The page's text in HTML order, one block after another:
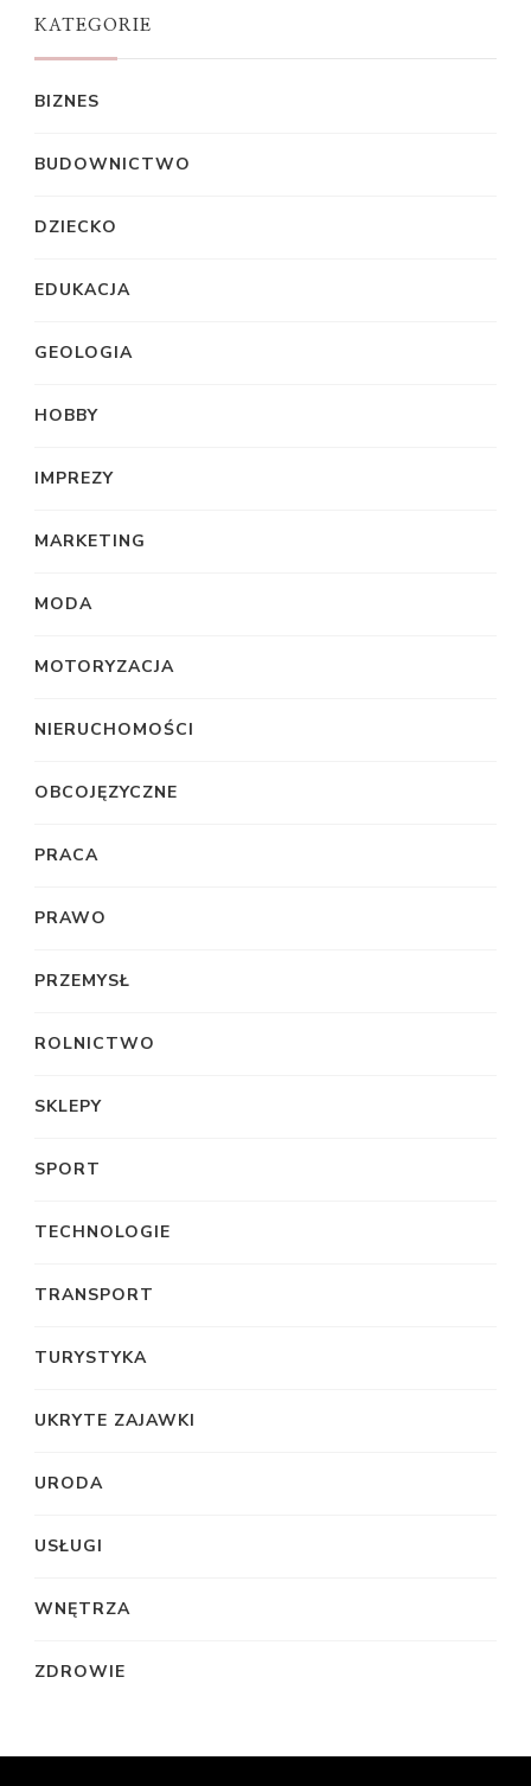
KATEGORIE
BIZNES
BUDOWNICTWO
DZIECKO
EDUKACJA
GEOLOGIA
HOBBY
IMPREZY
MARKETING
MODA
MOTORYZACJA
NIERUCHOMOŚCI
OBCOJĘZYCZNE
PRACA
PRAWO
PRZEMYSŁ
ROLNICTWO
SKLEPY
SPORT
TECHNOLOGIE
TRANSPORT
TURYSTYKA
UKRYTE ZAJAWKI
URODA
USŁUGI
WNĘTRZA
ZDROWIE